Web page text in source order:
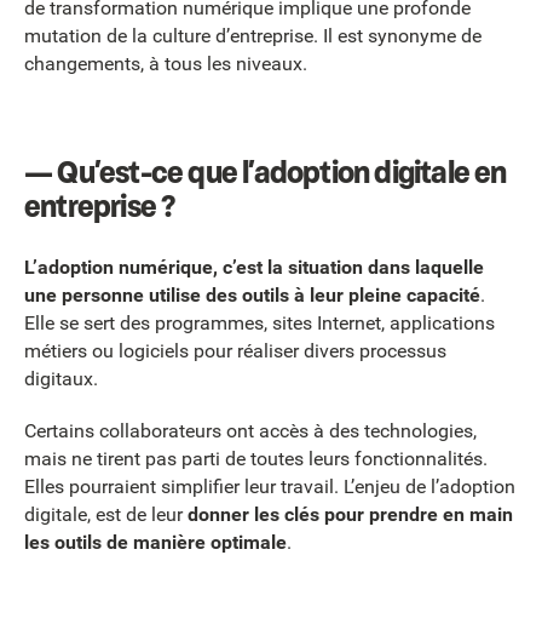
de transformation numérique implique une profonde
mutation de la culture d’entreprise. Il est synonyme de
changements, à tous les niveaux.
— Qu’est-ce que l’adoption digitale en
entreprise ?
L’adoption numérique, c’est la situation dans laquelle
une personne utilise des outils à leur pleine capacité.
Elle se sert des programmes, sites Internet, applications
métiers ou logiciels pour réaliser divers processus
digitaux.
Certains collaborateurs ont accès à des technologies,
mais ne tirent pas parti de toutes leurs fonctionnalités.
Elles pourraient simplifier leur travail. L’enjeu de l’adoption
digitale, est de leurdonner les clés pour prendre en main
les outils de manière optimale.